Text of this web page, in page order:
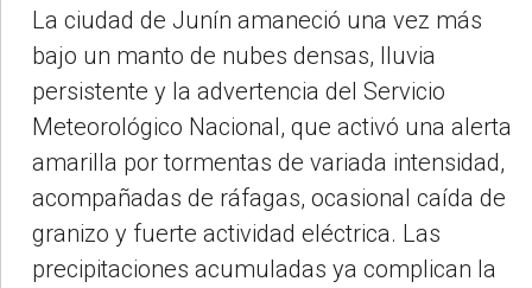
La ciudad de Junín amaneció una vez más
bajo un manto de nubes densas, lluvia
persistente y la advertencia del Servicio
Meteorológico Nacional, que activó una alerta
amarilla por tormentas de variada intensidad,
acompañadas de ráfagas, ocasional caída de
granizo y fuerte actividad eléctrica. Las
precipitaciones acumuladas ya complican la